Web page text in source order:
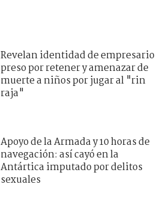
Revelan identidad de empresario
preso por retener y amenazar de
muerte a niños por jugar al "rin
raja"
Apoyo de la Armada y 10 horas de
navegación: así cayó en la
Antártica imputado por delitos
sexuales